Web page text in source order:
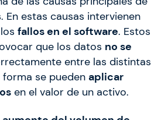
En estas causas intervienen
fallos en el software. Estos
que los datos no se
entre las distintas
se pueden aplicar
en el valor de un activo.